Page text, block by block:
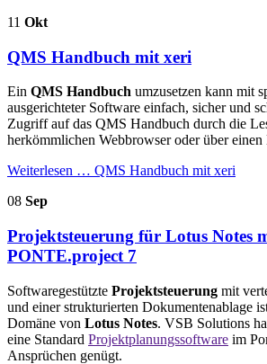
11 Okt
QMS Handbuch mit xeri
Ein QMS Handbuch umzusetzen kann mit
ausgerichteter Software einfach, sicher und
Zugriff auf das QMS Handbuch durch die
herkömmlichen Webbrowser oder über
Weiterlesen … QMS Handbuch mit xeri
08 Sep
Projektsteuerung für Lotus Notes
PONTE.project 7
Softwaregestützte Projektsteuerung mit
und einer strukturierten Dokumentenablage
Domäne von Lotus Notes. VSB Solutions
eine Standard Projektplanungssoftware im
Ansprüchen genügt.